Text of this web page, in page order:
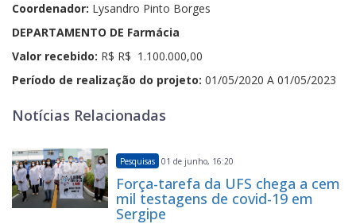
Coordenador: Lysandro Pinto Borges
DEPARTAMENTO DE Farmácia
Valor recebido: R$ R$ 1.100.000,00
Período de realização do projeto: 01/05/2020 A 01/05/2023
Notícias Relacionadas
Pesquisas 01 de junho, 16:20
Força-tarefa da UFS chega a cem
mil testagens de covid-19 em
Sergipe